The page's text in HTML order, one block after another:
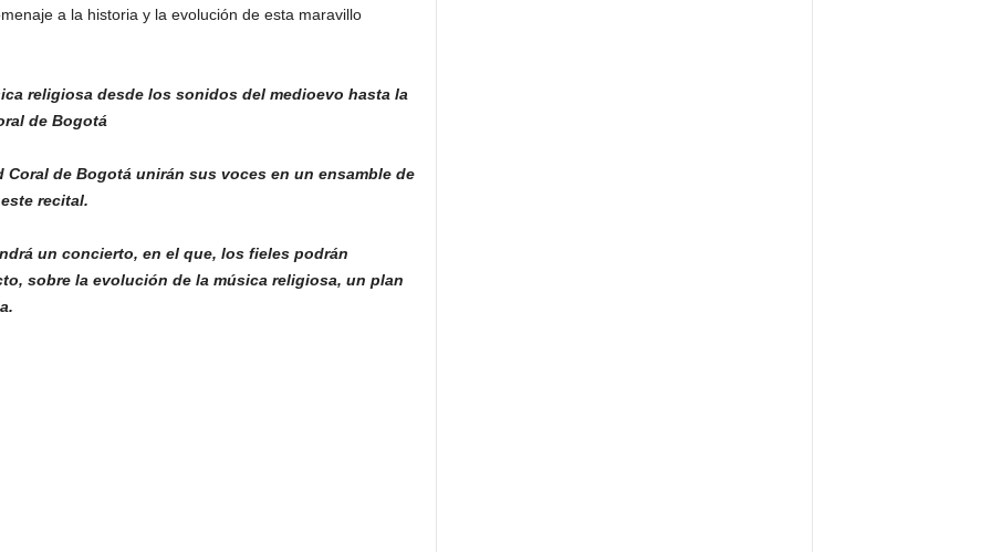
a la historia y la evolución de esta maravillo
religiosa desde los sonidos del medioevo hasta la
de Bogotá
Coral de Bogotá unirán sus voces en un ensamble de
recital.
un concierto, en el que, los fieles podrán
sobre la evolución de la música religiosa, un plan